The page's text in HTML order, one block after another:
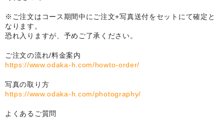
園や先生への贈り物
音声入りフォトフレームクロック(校歌)
スポーツウォッチ
※ご注文はコース期間中にご注文+写真送付をセットにて確定と
なります。
恐れ入りますが、予めご了承ください。
ご注文の流れ/料金案内
https://www.odaka-h.com/howto-order/
写真の取り方
https://www.odaka-h.com/photography/
よくあるご質問